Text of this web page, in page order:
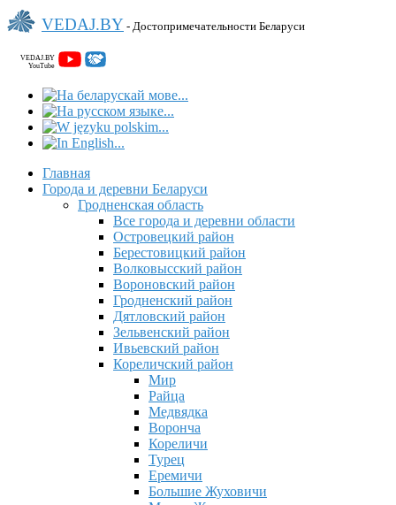
VEDAJ.BY - Достопримечательности Беларуси
VEDAJ.BY
YouTube
Главная
Города и деревни Беларуси
Гродненская область
Все города и деревни области
Островецкий район
Берестовицкий район
Волковысский район
Вороновский район
Гродненский район
Дятловский район
Зельвенский район
Ивьевский район
Кореличский район
Мир
Райца
Медвядка
Воронча
Кореличи
Турец
Еремичи
Большие Жуховичи